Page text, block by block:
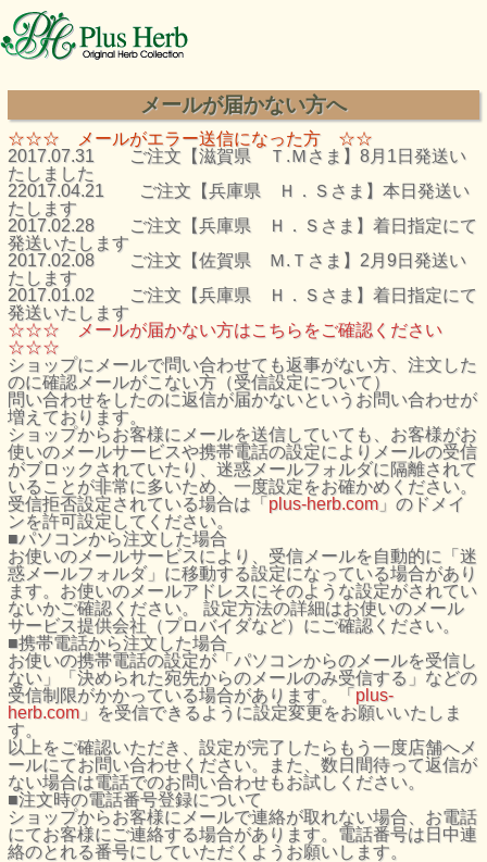
メールが届かない方へ
☆☆☆ メールがエラー送信になった方 ☆☆
2017.07.31 ご注文【滋賀県 Ｔ.Ｍさま】8月1日発送い
たしました
22017.04.21 ご注文【兵庫県 Ｈ．Ｓさま】本日発送い
たします
2017.02.28 ご注文【兵庫県 Ｈ．Ｓさま】着日指定にて
発送いたします
2017.02.08 ご注文【佐賀県 Ｍ.Ｔさま】2月9日発送い
たします
2017.01.02 ご注文【兵庫県 Ｈ．Ｓさま】着日指定にて
発送いたします
☆☆☆ メールが届かない方はこちらをご確認ください
☆☆☆
ショップにメールで問い合わせても返事がない方、注文した
のに確認メールがこない方（受信設定について）
問い合わせをしたのに返信が届かないというお問い合わせが
増えております。
ショップからお客様にメールを送信していても、お客様がお
使いのメールサービスや携帯電話の設定によりメールの受信
がブロックされていたり、迷惑メールフォルダに隔離されて
いることが非常に多いため、一度設定をお確かめください。
受信拒否設定されている場合は「 plus-herb.com」のドメイ
ンを許可設定してください。
■パソコンから注文した場合
お使いのメールサービスにより、受信メールを自動的に「迷
惑メールフォルダ」に移動する設定になっている場合があり
ます。お使いのメールアドレスにそのような設定がされてい
ないかご確認ください。 設定方法の詳細はお使いのメール
サービス提供会社（プロバイダなど）にご確認ください。
■携帯電話から注文した場合
お使いの携帯電話の設定が「パソコンからのメールを受信し
ない」「決められた宛先からのメールのみ受信する」などの
受信制限がかかっている場合があります。「 plus-
herb.com」を受信できるように設定変更をお願いいたしま
す。
以上をご確認いただき、設定が完了したらもう一度店舗へメ
ールにてお問い合わせください。また、数日間待って返信が
ない場合は電話でのお問い合わせもお試しください。
■注文時の電話番号登録について
ショップからお客様にメールで連絡が取れない場合、お電話
にてお客様にご連絡する場合があります。電話番号は日中連
絡のとれる番号にしていただくようお願いします。